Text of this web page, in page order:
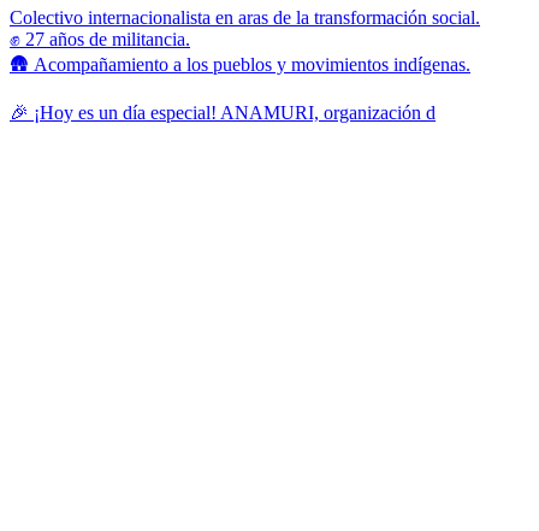
Colectivo internacionalista en aras de la transformación social.
✊ 27 años de militancia.
🛖 Acompañamiento a los pueblos y movimientos indígenas.
🎉 ¡Hoy es un día especial! ANAMURI, organización d